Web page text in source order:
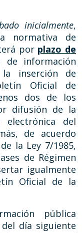
inicialmente,
normativa de
por plazo de
información
inserción de
Oficial de
dos de los
difusión de la
del
de acuerdo
la Ley 7/1985,
de Régimen
igualmente
Oficial de la
pública
día siguiente